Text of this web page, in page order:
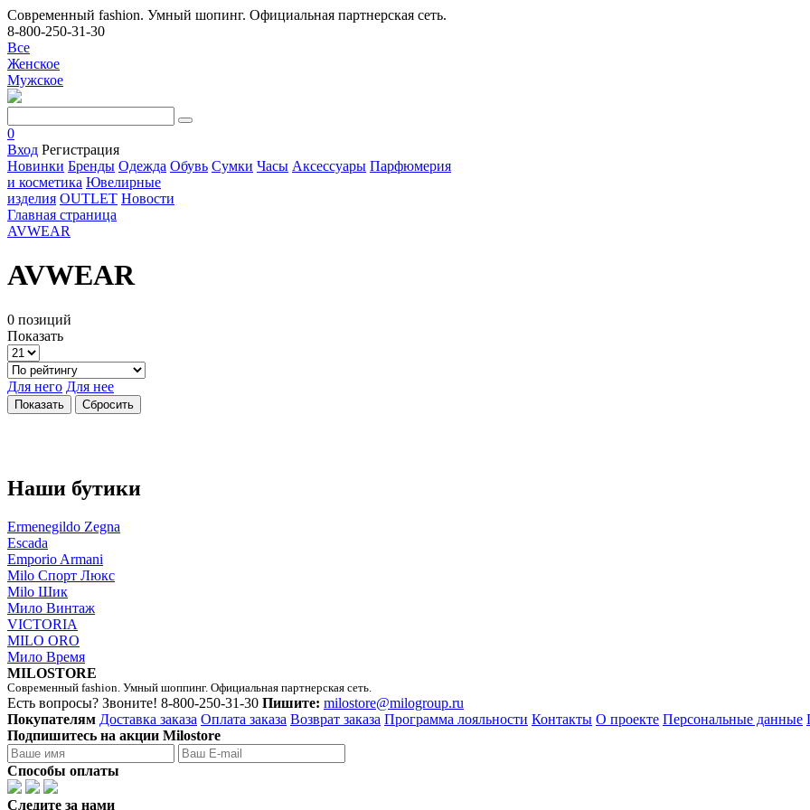
Современный fashion. Умный шопинг. Официальная партнерская сеть.
8-800-250-31-30
Все
Женское
Мужское
0
Вход Регистрация
Новинки Бренды Одежда Обувь Сумки Часы Аксессуары Парфюмерия
и косметика Ювелирные
изделия OUTLET Новости
Главная страница
AVWEAR
AVWEAR
0 позиций
Показать
Для него Для нее
Наши бутики
Ermenegildo Zegna
Escada
Emporio Armani
Milo Спорт Люкс
Milo Шик
Мило Винтаж
VICTORIA
MILO ORO
Мило Время
MILOSTORE
Современный fashion. Умный шоппинг. Официальная партнерская сеть.
Есть вопросы? Звоните! 8-800-250-31-30 Пишите: milostore@milogroup.ru
Покупателям Доставка заказа Оплата заказа Возврат заказа Программа лояльности Контакты О проекте Персональные данные
Подпишитесь на акции Milostore
Способы оплаты
Следите за нами